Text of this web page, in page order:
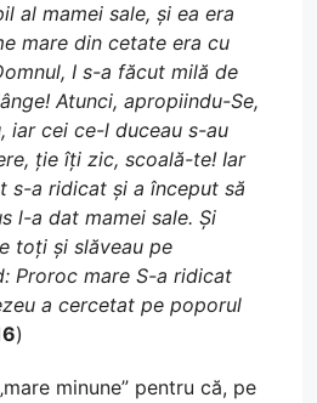
al mamei sale, și ea era
mare din cetate era cu
I s-a făcut milă de
Atunci, apropiindu-Se,
iar cei ce-l duceau s-au
ție îți zic, scoală-te! Iar
s-a ridicat și a început să
l-a dat mamei sale. Și
toți și slăveau pe
Proroc mare S-a ridicat
a cercetat pe poporul
)
minune” pentru că, pe